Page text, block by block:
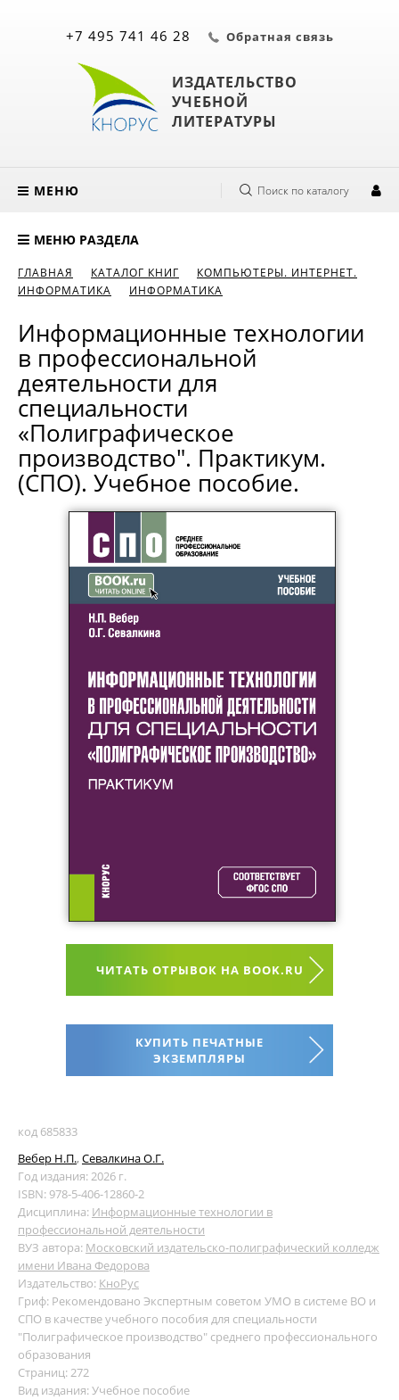
ИЗДАТЕЛЬСТВО
УЧЕБНОЙ
ЛИТЕРАТУРЫ
+7 495 741 46 28 Обратная связь
МЕНЮ Поиск по каталогу
МЕНЮ РАЗДЕЛА
ГЛАВНАЯ КАТАЛОГ КНИГ
КОМПЬЮТЕРЫ. ИНТЕРНЕТ.
ИНФОРМАТИКА
ИНФОРМАТИКА
Информационные технологии
в профессиональной
деятельности для
специальности
«Полиграфическое
производство". Практикум.
(СПО). Учебное пособие.
ЧИТАТЬ ОТРЫВОК НА BOOK.RU
КУПИТЬ ПЕЧАТНЫЕ
ЭКЗЕМПЛЯРЫ
код 685833
Вебер Н.П., Севалкина О.Г.
Год издания: 2026 г.
ISBN: 978-5-406-12860-2
Дисциплина: Информационные технологии в
профессиональной деятельности
ВУЗ автора: Московский издательско-полиграфический колледж
имени Ивана Федорова
Издательство: КноРус
Гриф: Рекомендовано Экспертным советом УМО в системе ВО и
СПО в качестве учебного пособия для специальности
"Полиграфическое производство" среднего профессионального
образования
Страниц: 272
Вид издания: Учебное пособие